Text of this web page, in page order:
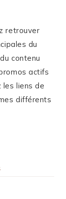
retrouver
du
contenu
actifs
les liens de
différents